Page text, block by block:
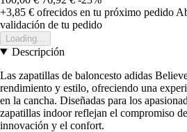
+3,85 € ofrecidos en tu próximo pedido
validación de tu pedido
Loading...
Descripción
Las zapatillas de baloncesto adidas
rendimiento y estilo, ofreciendo una
en la cancha. Diseñadas para los
zapatillas indoor reflejan el compromiso
innovación y el confort.